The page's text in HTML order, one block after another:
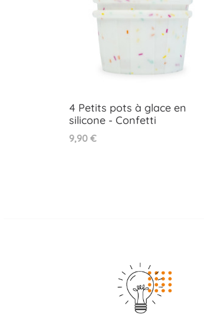
4 Petits pots à glace en
silicone - Confetti
Prix
9,90 €